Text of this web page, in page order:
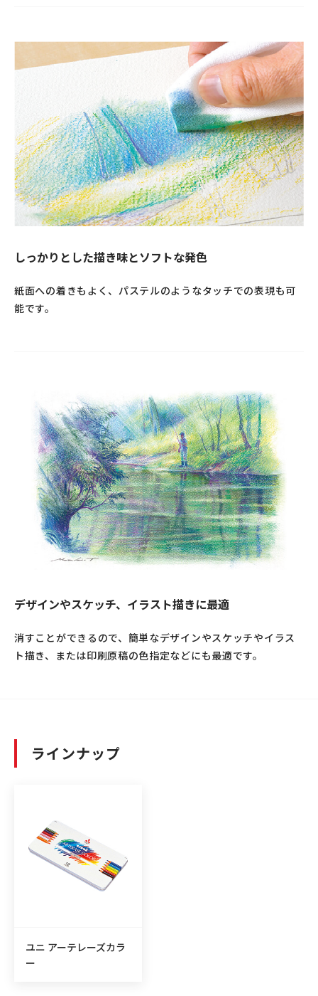
しっかりとした描き味とソフトな発色
紙面への着きもよく、パステルのようなタッチでの表現も可
能です。
デザインやスケッチ、イラスト描きに最適
消すことができるので、簡単なデザインやスケッチやイラス
ト描き、または印刷原稿の色指定などにも最適です。
ラインナップ
ユニ アーテレーズカラ
ー